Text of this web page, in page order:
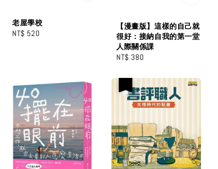
老屋學校
Regular
NT$ 520
【漫畫版】這樣的自己就
很好：接納自我的第一堂
人際關係課
Regular
NT$ 380